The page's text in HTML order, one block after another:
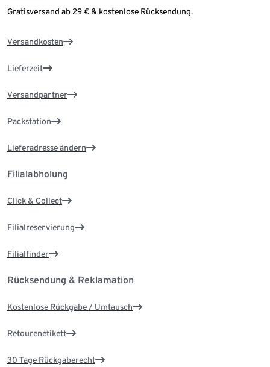
Gratisversand ab 29 € & kostenlose Rücksendung.
Versandkosten
Lieferzeit
Versandpartner
Packstation
Lieferadresse ändern
Filialabholung
Click & Collect
Filialreservierung
Filialfinder
Rücksendung & Reklamation
Kostenlose Rückgabe / Umtausch
Retourenetikett
30 Tage Rückgaberecht